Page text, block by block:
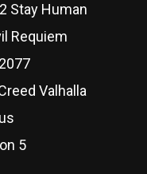
Stay Human
Requiem
Valhalla
5